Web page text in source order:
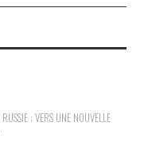
RUSSIE : VERS UNE NOUVELLE